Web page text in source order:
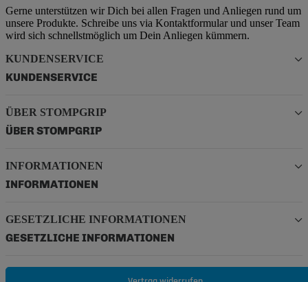
Gerne unterstützen wir Dich bei allen Fragen und Anliegen rund um
unsere Produkte. Schreibe uns via Kontaktformular und unser Team
wird sich schnellstmöglich um Dein Anliegen kümmern.
KUNDENSERVICE
KUNDENSERVICE
ÜBER STOMPGRIP
ÜBER STOMPGRIP
INFORMATIONEN
INFORMATIONEN
GESETZLICHE INFORMATIONEN
GESETZLICHE INFORMATIONEN